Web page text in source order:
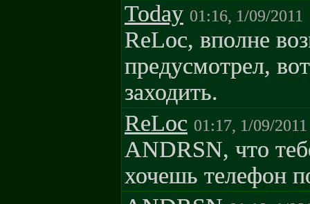
Today 01:16, 1/09/2011
ReLoc, вполне
предусмотрел,
заходить.
ReLoc 01:17, 1/09/2011
ANDRSN, что
хочешь телефон